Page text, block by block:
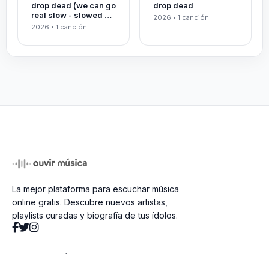
drop dead (we can go
real slow - slowed &
reverbed)
2026 • 1 canción
drop dead
2026 • 1 canción
La mejor plataforma para escuchar música
online gratis. Descubre nuevos artistas,
playlists curadas y biografía de tus ídolos.